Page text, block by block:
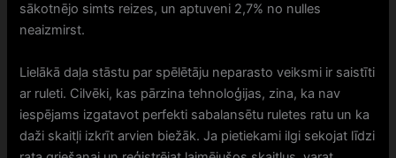
sākotnējo simts reizes, un aptuveni 2,7% no nulles
neaizmirst.
Lielākā daļa stāstu par spēlētāju neparasto veiksmi ir saistīti
ar ruleti. Cilvēki, kas pārzina tehnoloģijas, zina, ka nav
iespējams izgatavot perfekti sabalansētu ruletes ratu un ka
daži skaitļi izkrīt arvien biežāk. Ja pietiekami ilgi sekojat līdzi